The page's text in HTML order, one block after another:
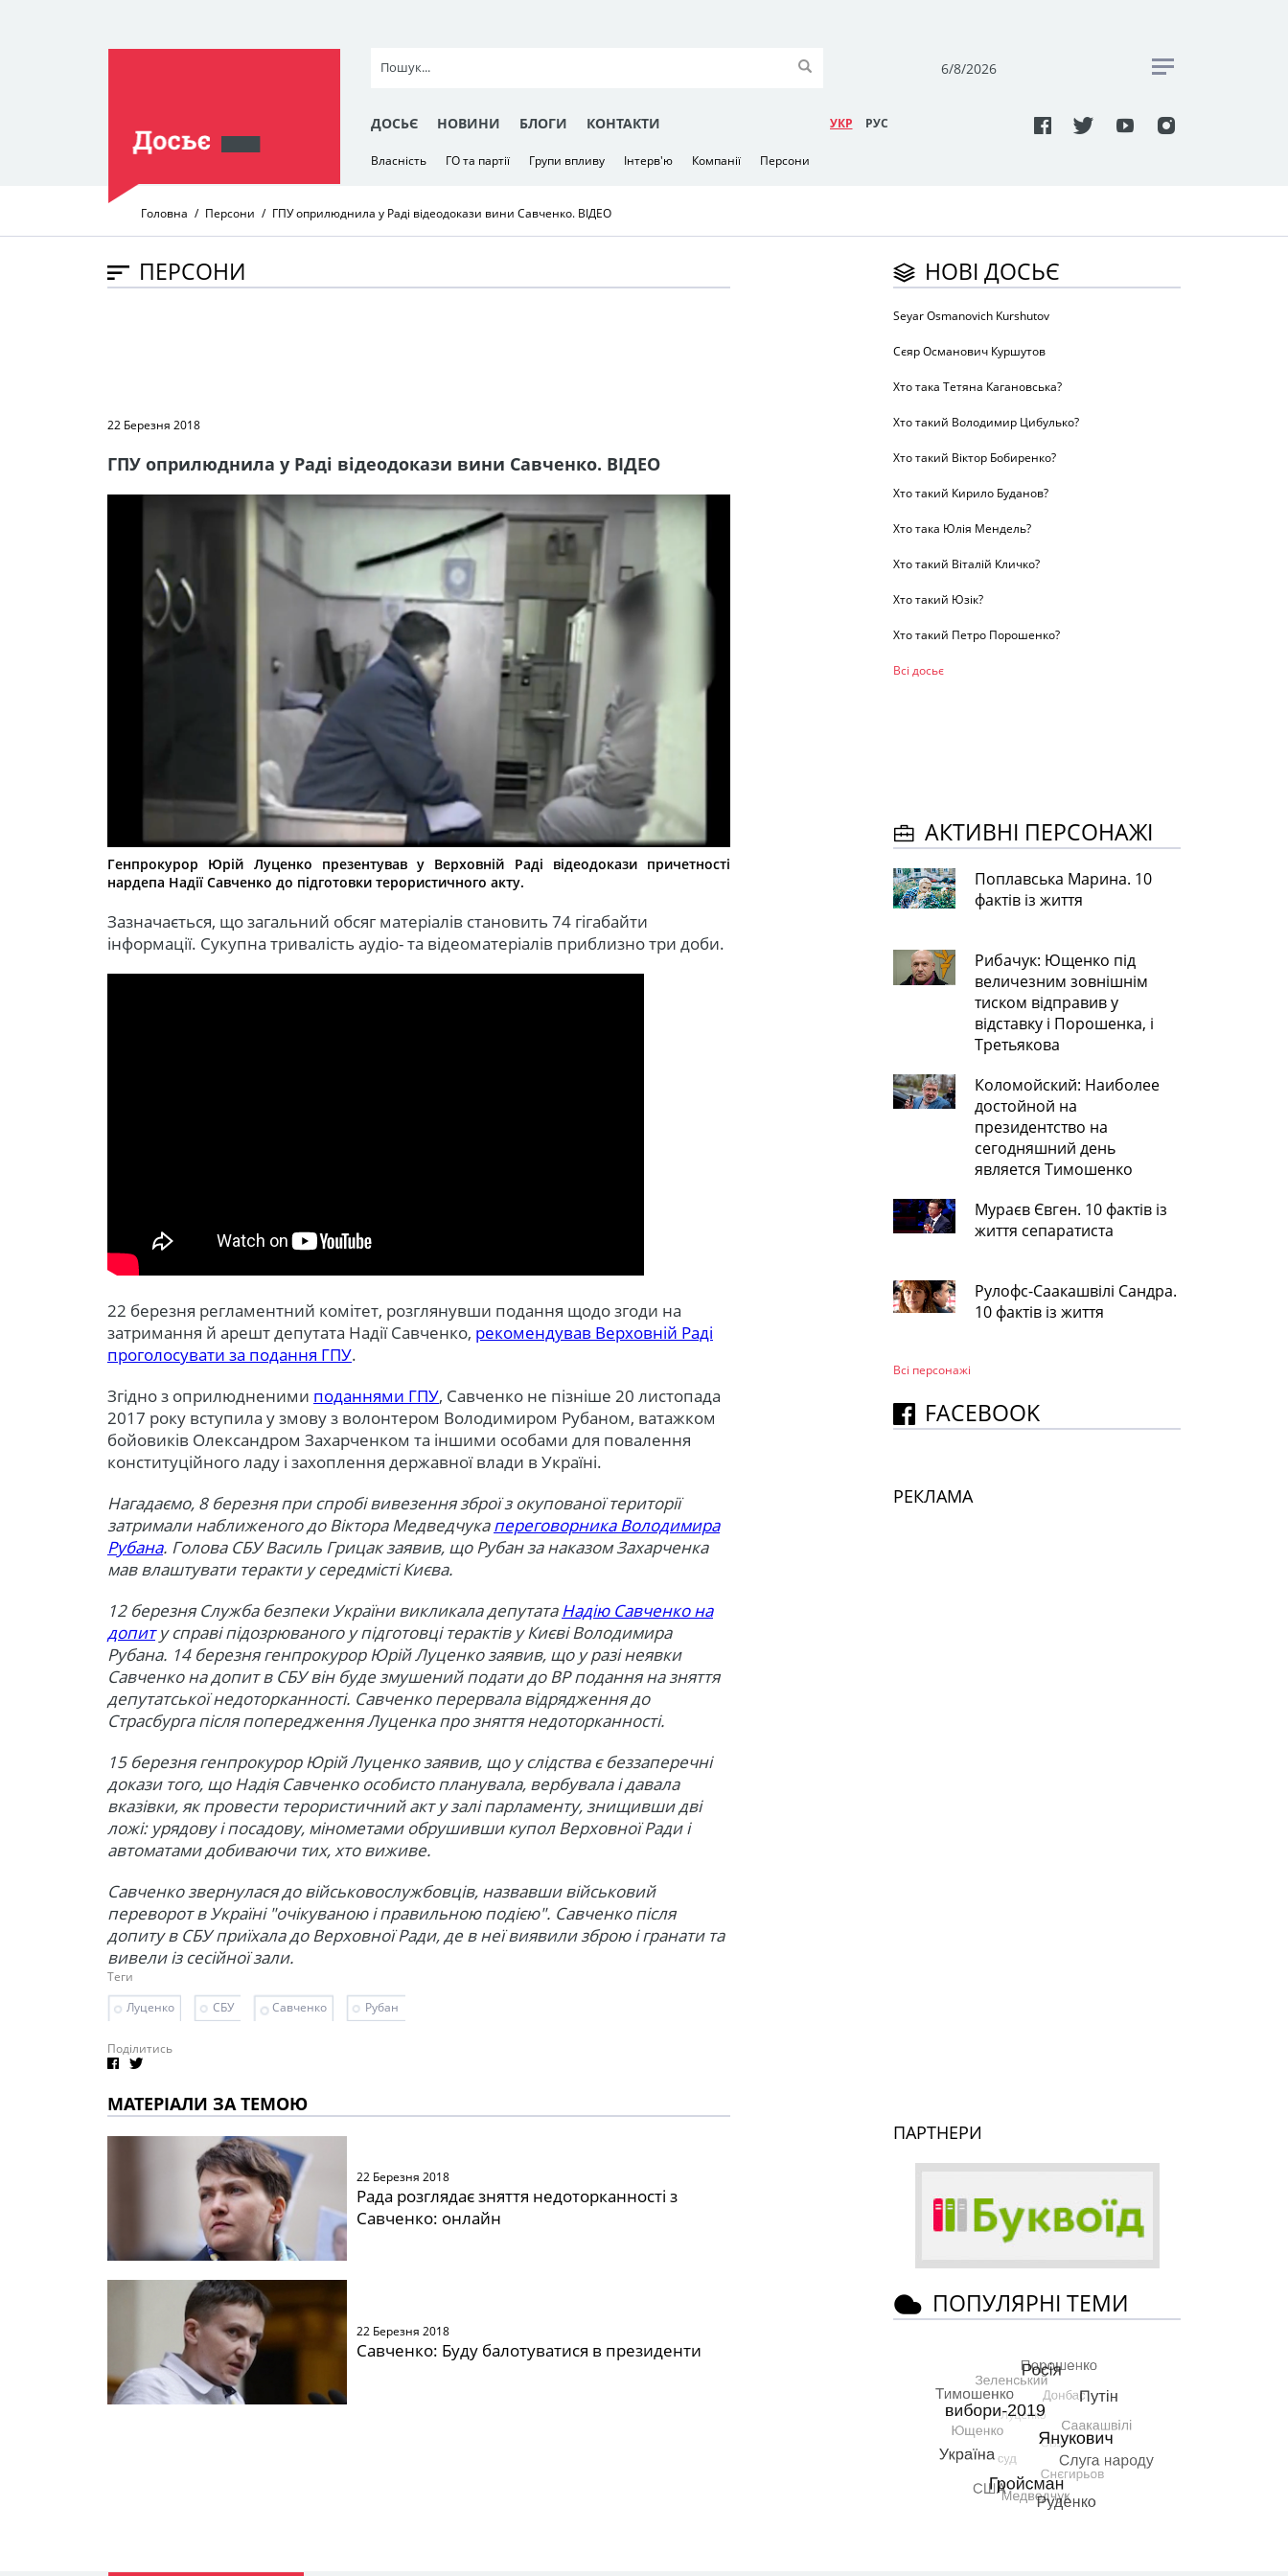
6/8/2026
ДОСЬЄ НОВИНИ БЛОГИ КОНТАКТИ УКР РУC
Власність ГО та партії Групи впливу Інтерв'ю Компанії Персони
Головна Персони ГПУ оприлюднила у Раді відеодокази вини Савченко. ВІДЕО
ПЕРСОНИ
22 Березня 2018
ГПУ оприлюднила у Раді відеодокази вини Савченко. ВІДЕО
Генпрокурор Юрій Луценко презентував у Верховній Раді відеодокази причетності
нардепа Надії Савченко до підготовки терористичного акту.
Зазначається, що загальний обсяг матеріалів становить 74 гігабайти
інформації. Сукупна тривалість аудіо- та відеоматеріалів приблизно три доби.
22 березня регламентний комітет, розглянувши подання щодо згоди на
затримання й арешт депутата Надії Савченко, рекомендував Верховній Раді
проголосувати за подання ГПУ.
Згідно з оприлюдненими поданнями ГПУ, Савченко не пізніше 20 листопада
2017 року вступила у змову з волонтером Володимиром Рубаном, ватажком
бойовиків Олександром Захарченком та іншими особами для повалення
конституційного ладу і захоплення державної влади в Україні.
Нагадаємо, 8 березня при спробі вивезення зброї з окупованої території
затримали наближеного до Віктора Медведчукапереговорника Володимира
Рубана. Голова СБУ Василь Грицак заявив, що Рубан за наказом Захарченка
мав влаштувати теракти у середмісті Києва.
12 березня Служба безпеки України викликала депутатаНадію Савченко на
допиту справі підозрюваного у підготовці терактів у Києві Володимира
Рубана. 14 березня генпрокурор Юрій Луценко заявив, що у разі неявки
Савченко на допит в СБУ він буде змушений подати до ВР подання на зняття
депутатської недоторканності. Савченко перервала відрядження до
Страсбурга після попередження Луценка про зняття недоторканності.
15 березня генпрокурор Юрій Луценко заявив, що у слідства є беззаперечні
докази того, що Надія Савченко особисто планувала, вербувала і давала
вказівки, як провести терористичний акт у залі парламенту, знищивши дві
ложі: урядову і посадову, мінометами обрушивши купол Верховної Ради і
автоматами добиваючи тих, хто виживе.
Савченко звернулася до військовослужбовців, назвавши військовий
переворот в Україні "очікуваною і правильною подією". Савченко після
допиту в СБУ приїхала до Верховної Ради, де в неї виявили зброю і гранати та
вивели із сесійної зали.
Теги
Луценко
СБУ Савченко Рубан
Поділитись
МАТЕРІАЛИ ЗА ТЕМОЮ
22 Березня 2018
Рада розглядає зняття недоторканності з
Савченко: онлайн
22 Березня 2018
Савченко: Буду балотуватися в президенти
НОВІ ДОСЬЄ
Seyar Osmanovich Kurshutov
Сєяр Османович Куршутов
Хто така Тетяна Кагановська?
Хто такий Володимир Цибулько?
Хто такий Віктор Бобиренко?
Хто такий Кирило Буданов?
Хто така Юлія Мендель?
Хто такий Віталій Кличко?
Хто такий Юзік?
Хто такий Петро Порошенко?
Всі досьє
АКТИВНІ ПЕРСОНАЖІ
Поплавська Марина. 10
фактів із життя
Рибачук: Ющенко під
величезним зовнішнім
тиском відправив у
відставку і Порошенка, і
Третьякова
Коломойский: Наиболее
достойной на
президентство на
сегодняшний день
является Тимошенко
Мураєв Євген. 10 фактів із
життя сепаратиста
Рулофс-Саакашвілі Сандра.
10 фактів із життя
Всі персонажi
FACEBOOK
РЕКЛАМА
ПАРТНЕРИ
ПОПУЛЯРНІ ТЕМИ